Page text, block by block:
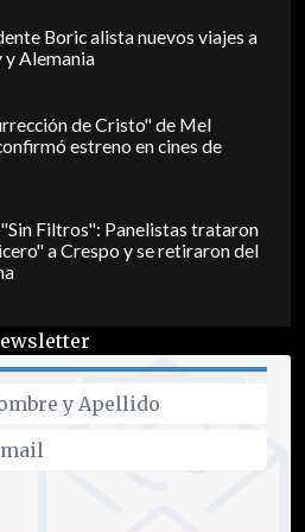
Boric alista nuevos viajes a
y Alemania
de Cristo" de Mel
estreno en cines de
"Sin Filtros": Panelistas trataron
a Crespo y se retiraron del